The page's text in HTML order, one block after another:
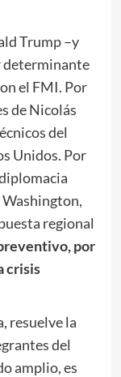
Trump –y
determinante
el FMI. Por
de Nicolás
del
Unidos. Por
regional
por
crisis
resuelve la
del
amplio, es